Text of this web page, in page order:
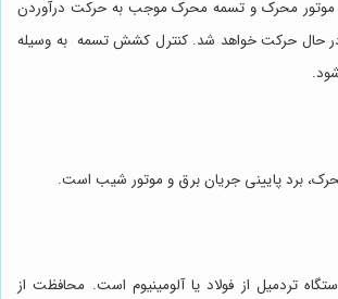
موتور محرک و تسمه محرک موجب به حرکت درآوردن
در حال حرکت خواهد شد. کنترل کشش تسمه به وسیله
برد پایینی جریان برق و موتور شیب است.
تردمیل از فولاد یا آلومینیوم است. محافظت از